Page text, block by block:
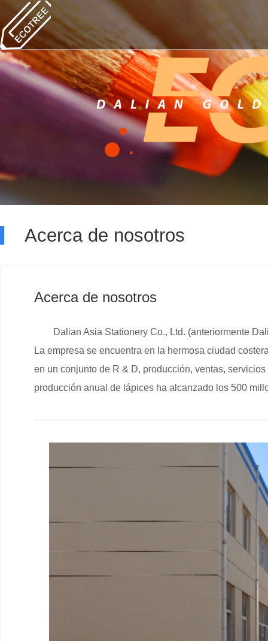
Acerca de nosotros
Acerca de nosotros
Dalian Asia Stationery Co., Ltd. (anteriormente
La empresa se encuentra en la hermosa ciudad
en un conjunto de R & D, producción, ventas,
producción anual de lápices ha alcanzado los 500